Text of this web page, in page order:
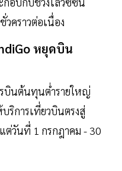
คราวต่อเนื่อง
หยุดบิน
รบินต้นทุนต่ำรายใหญ่
ริการเที่ยวบินตรงสู่
ต่วันที่ 1 กรกฎาคม - 30